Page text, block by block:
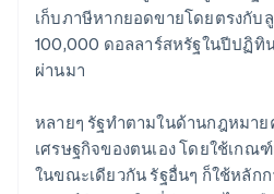
เก็บภาษีหากยอดขายโดยตรงกับ
100,000 ดอลลาร์สหรัฐในปีปฏิ
ผ่านมา
หลายๆ รัฐทำตามในด้านกฎหมาย
เศรษฐกิจของตนเอง โดยใช้เกณ
ในขณะเดียวกัน รัฐอื่นๆ ก็ใช้หลัก